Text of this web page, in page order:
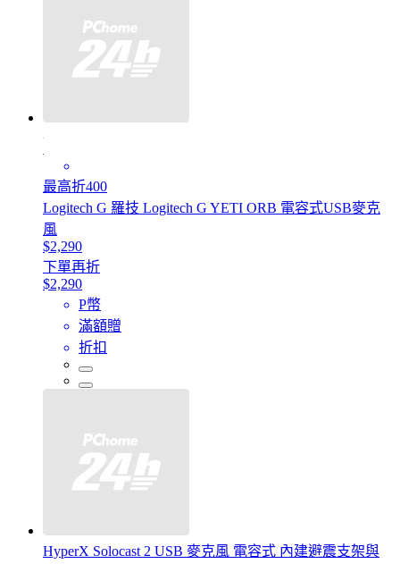
最高折400
Logitech G 羅技 Logitech G YETI ORB 電容式USB麥克
風
$2,290
下單再折
$2,290
P幣
滿額贈
折扣
HyperX Solocast 2 USB 麥克風 電容式 內建避震支架與